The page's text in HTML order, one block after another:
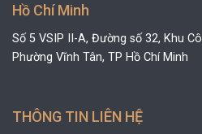
Hồ Chí Minh
Số 5 VSIP II-A, Đường số 32, Khu
Phường Vĩnh Tân, TP Hồ Chí Minh
THÔNG TIN LIÊN HỆ